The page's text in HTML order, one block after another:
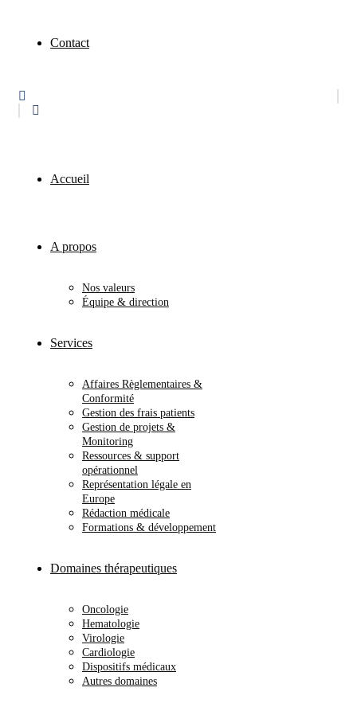
Contact
Accueil
A propos
Nos valeurs
Équipe & direction
Services
Affaires Règlementaires &
Conformité
Gestion des frais patients
Gestion de projets &
Monitoring
Ressources & support
opérationnel
Représentation légale en
Europe
Rédaction médicale
Formations & développement
Domaines thérapeutiques
Oncologie
Hematologie
Virologie
Cardiologie
Dispositifs médicaux
Autres domaines